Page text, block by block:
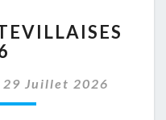
29 Juillet 2026